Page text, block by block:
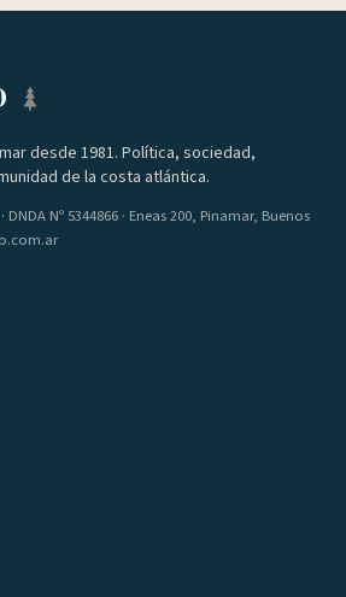
desde 1981. Política, sociedad,
de la costa atlántica.
Nº 5344866 · Eneas 200, Pinamar, Buenos